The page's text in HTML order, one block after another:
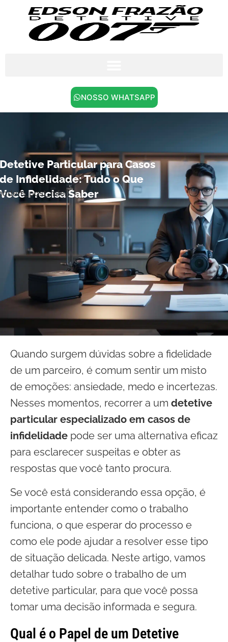
NOSSO WHATSAPP
Detetive Particular para Casos
de Infidelidade: Tudo o Que
Você Precisa Saber
Quando surgem dúvidas sobre a fidelidade
de um parceiro, é comum sentir um misto
de emoções: ansiedade, medo e incertezas.
Nesses momentos, recorrer a um detetive
particular especializado em casos de
infidelidade pode ser uma alternativa eficaz
para esclarecer suspeitas e obter as
respostas que você tanto procura.
Se você está considerando essa opção, é
importante entender como o trabalho
funciona, o que esperar do processo e
como ele pode ajudar a resolver esse tipo
de situação delicada. Neste artigo, vamos
detalhar tudo sobre o trabalho de um
detetive particular, para que você possa
tomar uma decisão informada e segura.
Qual é o Papel de um Detetive